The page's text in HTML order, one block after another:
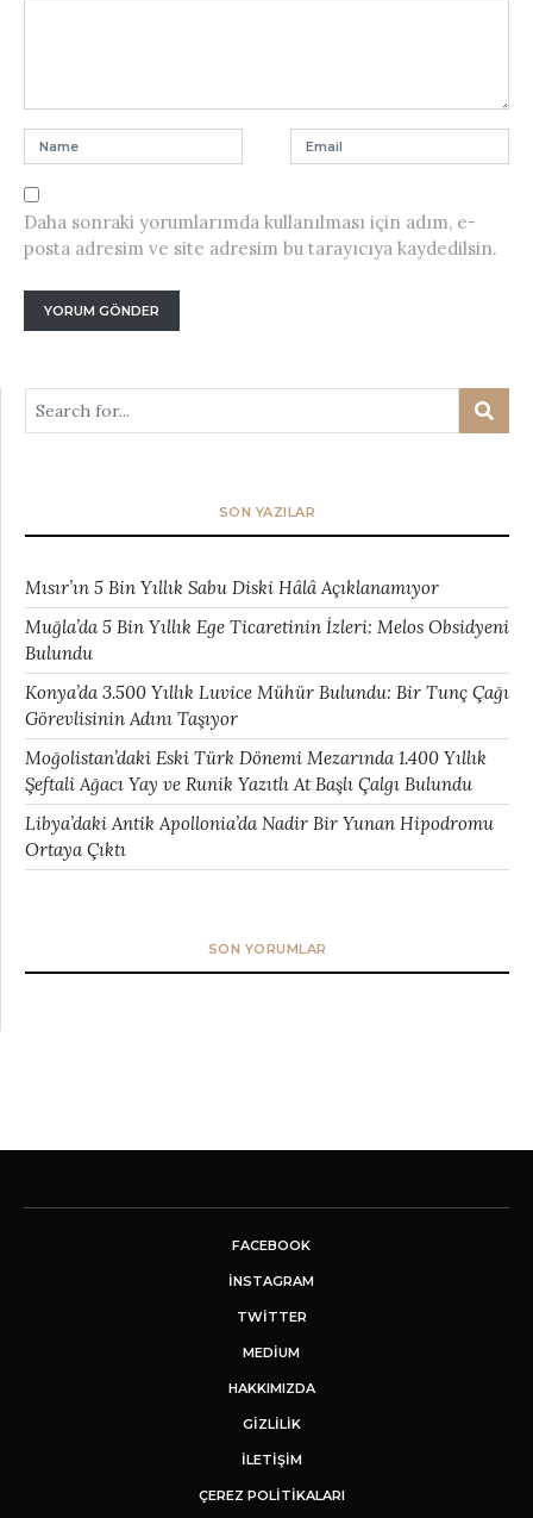
Daha sonraki yorumlarımda kullanılması için adım, e-
posta adresim ve site adresim bu tarayıcıya kaydedilsin.
SON YAZILAR
Mısır’ın 5 Bin Yıllık Sabu Diski Hâlâ Açıklanamıyor
Muğla’da 5 Bin Yıllık Ege Ticaretinin İzleri: Melos Obsidyeni
Bulundu
Konya’da 3.500 Yıllık Luvice Mühür Bulundu: Bir Tunç Çağı
Görevlisinin Adını Taşıyor
Moğolistan’daki Eski Türk Dönemi Mezarında 1.400 Yıllık
Şeftali Ağacı Yay ve Runik Yazıtlı At Başlı Çalgı Bulundu
Libya’daki Antik Apollonia’da Nadir Bir Yunan Hipodromu
Ortaya Çıktı
SON YORUMLAR
FACEBOOK
INSTAGRAM
TWITTER
MEDIUM
HAKKIMIZDA
GİZLİLİK
İLETIŞIM
ÇEREZ POLITIKALARI